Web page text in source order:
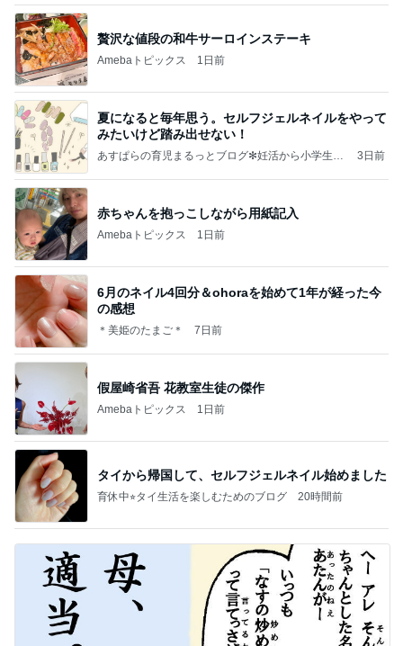
贅沢な値段の和牛サーロインステーキ
Amebaトピックス 1日前
夏になると毎年思う。セルフジェルネイルをやって
みたいけど踏み出せない！
あすぱらの育児まるっとブログ✻妊活から小学生ま
3日前
赤ちゃんを抱っこしながら用紙記入
Amebaトピックス 1日前
6月のネイル4回分＆ohoraを始めて1年が経った今
の感想
＊美姫のたまご＊ 7日前
假屋崎省吾 花教室生徒の傑作
Amebaトピックス 1日前
タイから帰国して、セルフジェルネイル始めました
育休中⭐︎タイ生活を楽しむためのブログ 20時間前